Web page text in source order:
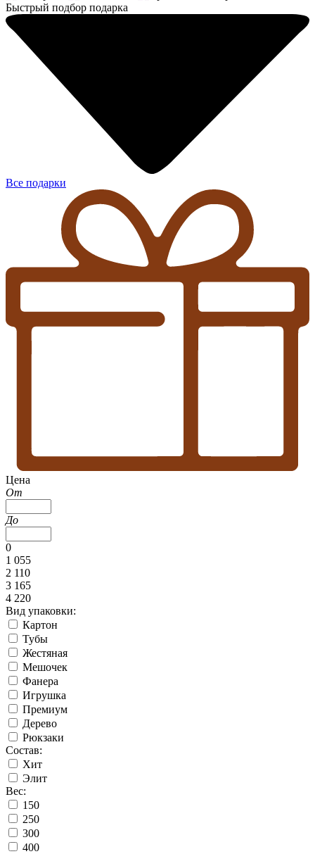
Быстрый подбор подарка
Все подарки
Цена
От
До
0
1 055
2 110
3 165
4 220
Вид упаковки:
Картон
Тубы
Жестяная
Мешочек
Фанера
Игрушка
Премиум
Дерево
Рюкзаки
Состав:
Хит
Элит
Вес:
150
250
300
400